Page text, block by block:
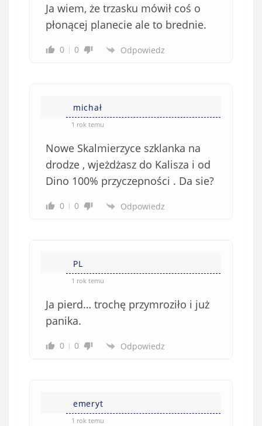
Ja wiem, że trzasku mówił coś o
płonącej planecie ale to brednie.
0 0 Odpowiedz
michał
1 rok temu
Nowe Skalmierzyce szklanka na
drodze , wjeżdżasz do Kalisza i od
Dino 100% przyczepności . Da sie?
0 0 Odpowiedz
PL
1 rok temu
Ja pierd… trochę przymroziło i już
panika.
0 0 Odpowiedz
emeryt
1 rok temu